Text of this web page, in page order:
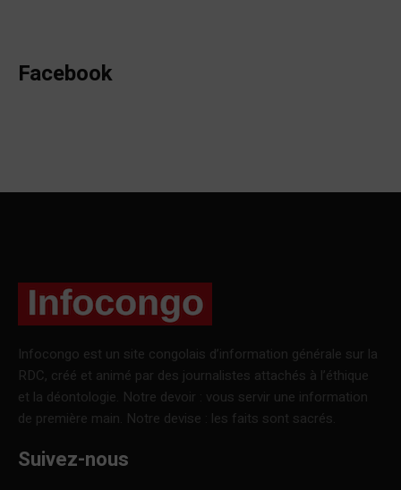
Facebook
Infocongo est un site congolais d’information générale sur la
RDC, créé et animé par des journalistes attachés à l’éthique
et la déontologie. Notre devoir : vous servir une information
de première main. Notre devise : les faits sont sacrés.
Suivez-nous